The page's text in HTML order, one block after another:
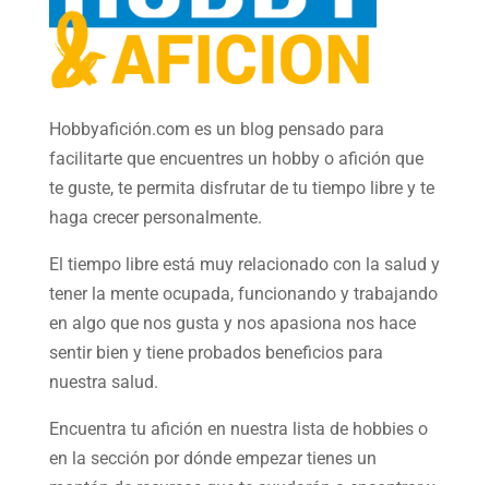
Hobbyafición.com es un blog pensado para
facilitarte que encuentres un hobby o afición que
te guste, te permita disfrutar de tu tiempo libre y te
haga crecer personalmente.
El tiempo libre está muy relacionado con la salud y
tener la mente ocupada, funcionando y trabajando
en algo que nos gusta y nos apasiona nos hace
sentir bien y tiene probados beneficios para
nuestra salud.
Encuentra tu afición en nuestra lista de hobbieso
en la sección por dónde empezar tienes un